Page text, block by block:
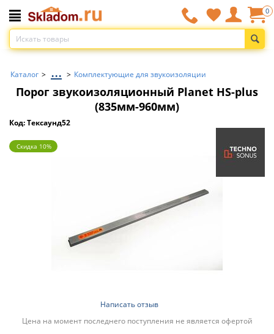
0
Каталог > ... > Комплектующие для звукоизоляции
Порог звукоизоляционный Planet HS-plus
(835мм-960мм)
Код: Тексаунд52
Скидка 10%
Написать отзыв
Цена на момент последнего поступления не является офертой